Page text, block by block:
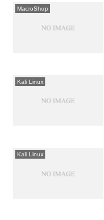
MacroShop
Kali Linux
Kali Linux